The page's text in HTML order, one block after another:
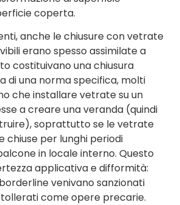
coperta.
anche le chiusure con vetrate
erano spesso assimilate a
costituivano una chiusura
di una norma specifica, molti
che installare vetrate su un
a creare una veranda (quindi
soprattutto se le vetrate
chiuse per lunghi periodi
in locale interno. Questo
applicativa e difformità:
venivano sanzionati
come opere precarie.